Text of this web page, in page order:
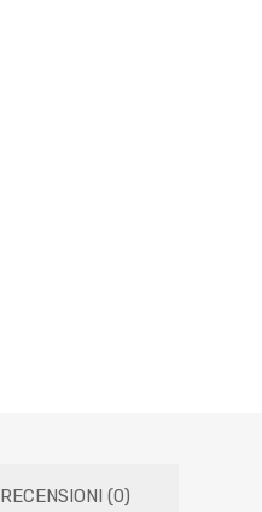
RECENSIONI (0)